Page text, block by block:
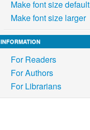
Make font size default
Make font size larger
INFORMATION
For Readers
For Authors
For Librarians